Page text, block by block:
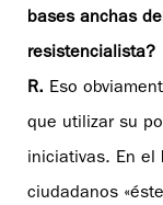
bases anchas
resistencialista?
R. Eso
que utilizar su
iniciativas. En el
ciudadanos